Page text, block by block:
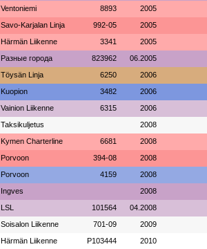
Ventoniemi 8893 2005
Savo-Karjalan Linja 992-05 2005
Härmän Liikenne 3341 2005
Разные города 823962 06.2005
Töysän Linja 6250 2006
Kuopion 3482 2006
Vainion Liikenne 6315 2006
Taksikuljetus 2008
Kymen Charterline 6681 2008
Porvoon 394-08 2008
Porvoon 4159 2008
Ingves 2008
LSL 101564 04.2008
Soisalon Liikenne 701-09 2009
Härmän Liikenne P103444 2010